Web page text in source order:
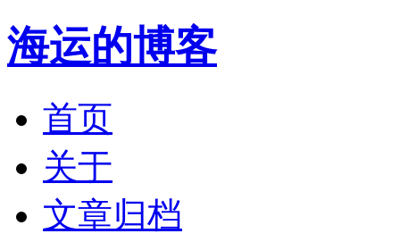
海运的博客
首页
关于
文章归档